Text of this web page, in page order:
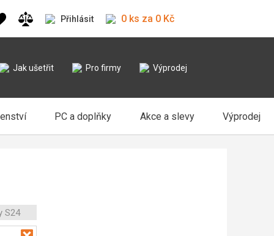
Přihlásit 0 ks za 0 Kč
Jak ušetřit Pro firmy Výprodej
PC a doplňky Akce a slevy Výprodej
S24